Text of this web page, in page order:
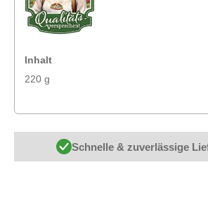
Inhalt
220 g
Schnelle & zuverlässige